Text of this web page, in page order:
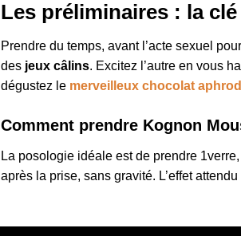
Les préliminaires : la
Prendre du temps, avant l’acte sexuel
des jeux câlins. Excitez l’autre en vous
dégustez le merveilleux chocolat
Comment prendre Kognon
La posologie idéale est de prendre
après la prise, sans gravité. L’effet